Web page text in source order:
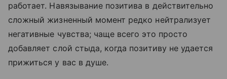
работает. Навязывание позитива в действительно
сложный жизненный момент редко нейтрализует
негативные чувства; чаще всего это просто
добавляет слой стыда, когда позитиву не удается
прижиться у вас в душе.